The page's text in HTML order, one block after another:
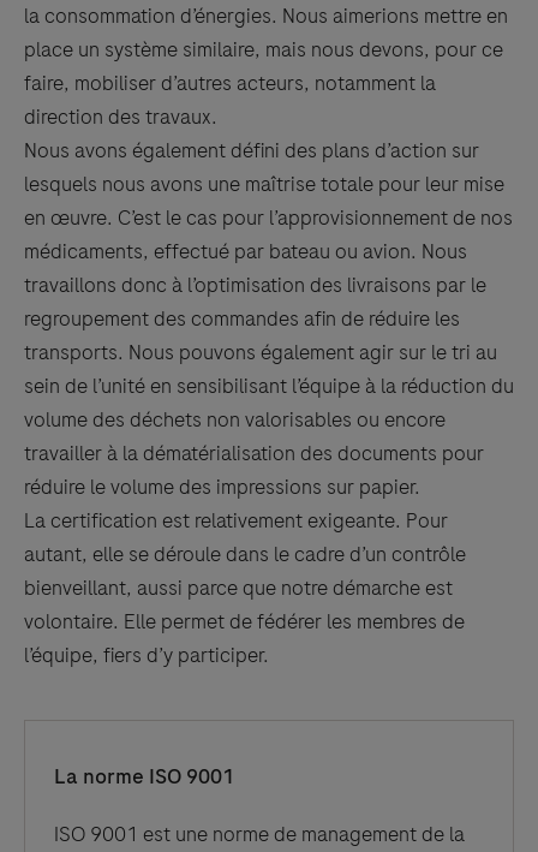
la consommation d’énergies. Nous aimerions mettre en
place un système similaire, mais nous devons, pour ce
faire, mobiliser d’autres acteurs, notamment la
direction des travaux.
Nous avons également défini des plans d’action sur
lesquels nous avons une maîtrise totale pour leur mise
en œuvre. C’est le cas pour l’approvisionnement de nos
médicaments, effectué par bateau ou avion. Nous
travaillons donc à l’optimisation des livraisons par le
regroupement des commandes afin de réduire les
transports. Nous pouvons également agir sur le tri au
sein de l’unité en sensibilisant l’équipe à la réduction du
volume des déchets non valorisables ou encore
travailler à la dématérialisation des documents pour
réduire le volume des impressions sur papier.
La certification est relativement exigeante. Pour
autant, elle se déroule dans le cadre d’un contrôle
bienveillant, aussi parce que notre démarche est
volontaire. Elle permet de fédérer les membres de
l’équipe, fiers d’y participer.
La norme ISO 9001
ISO 9001 est une norme de management de la